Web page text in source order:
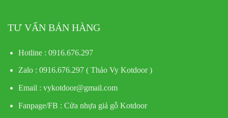
TƯ VẤN BÁN HÀNG
Hotline : 0916.676.297
Zalo : 0916.676.297 ( Thảo Vy Kotdoor )
Email : vykotdoor@gmail.com
Fanpage/FB : Cửa nhựa giả gỗ Kotdoor